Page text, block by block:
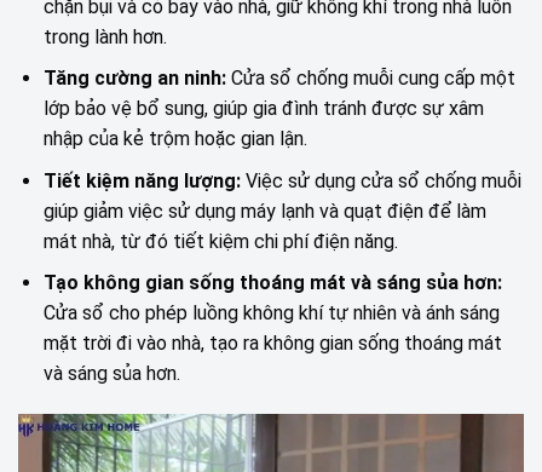
chặn bụi và cỏ bay vào nhà, giữ không khí trong nhà luôn
trong lành hơn.
Tăng cường an ninh: Cửa sổ chống muỗi cung cấp một
lớp bảo vệ bổ sung, giúp gia đình tránh được sự xâm
nhập của kẻ trộm hoặc gian lận.
Tiết kiệm năng lượng:Việc sử dụng cửa sổ chống muỗi
giúp giảm việc sử dụng máy lạnh và quạt điện để làm
mát nhà, từ đó tiết kiệm chi phí điện năng.
Tạo không gian sống thoáng mát và sáng sủa hơn:
Cửa sổ cho phép luồng không khí tự nhiên và ánh sáng
mặt trời đi vào nhà, tạo ra không gian sống thoáng mát
và sáng sủa hơn.